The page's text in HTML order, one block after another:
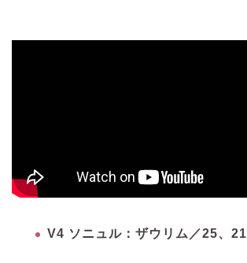
V4 ソニュル：ザウリム／25、21